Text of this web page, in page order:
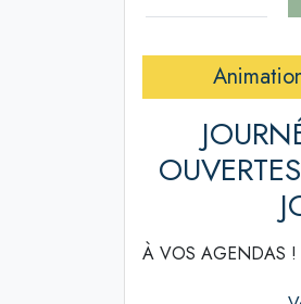
À VOS AGENDAS !